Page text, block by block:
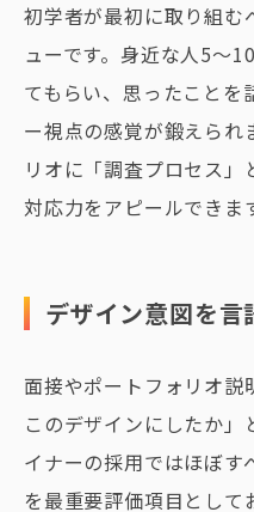
初学者が最初に取り組む
ューです。身近な人5〜
てもらい、思ったことを
ー視点の感覚が鍛えられ
リオに「調査プロセス
対応力をアピールできま
デザイン意図を言
面接やポートフォリオ説
このデザインにしたか
イナーの採用ではほぼす
を最重要評価項目とし